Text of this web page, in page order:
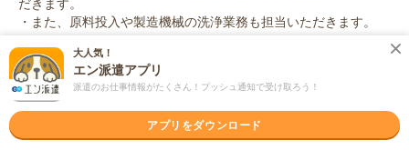
・また、原料投入や製造機械の洗浄業務も担当いただきます。
※クリーンルーム内でのお仕事になります
応募資格
職種未経験OK / ブランクOK / 英語力不要
大人気！
エン派遣アプリ
派遣のお仕事情報がたくさん！プッシュ通知で受け取ろう！
アプリをダウンロード